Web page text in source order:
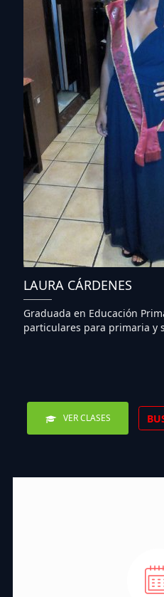
LAURA CÁRDENES
Graduada en Educación
particulares para primaria y
VER CLASES